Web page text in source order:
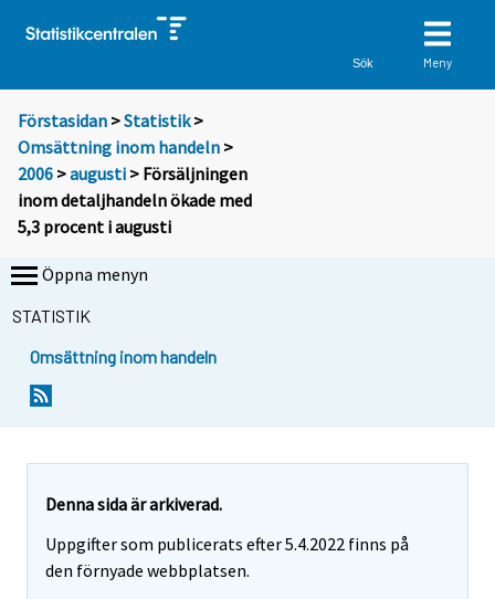
Sök Meny
Förstasidan >Statistik >
Omsättning inom handeln >
2006 >augusti > Försäljningen
inom detaljhandeln ökade med
5,3 procent i augusti
Öppna menyn
STATISTIK
Omsättning inom handeln
Denna sida är arkiverad.
Uppgifter som publicerats efter 5.4.2022 finns på
den förnyade webbplatsen.